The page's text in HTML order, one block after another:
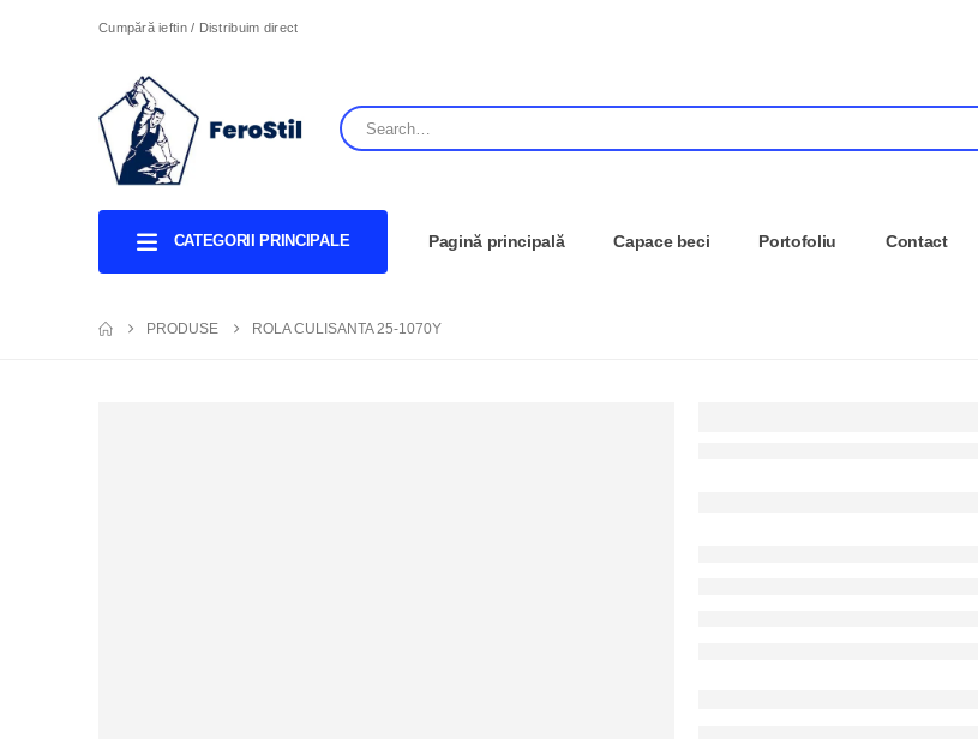
Cumpără ieftin / Distribuim direct
CATEGORII PRINCIPALE Pagină principală Capace beci Portofoliu Contact
PRODUSE ROLA CULISANTA 25-1070Y